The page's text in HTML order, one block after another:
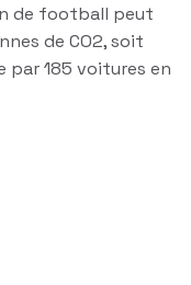
de football peut
de CO2, soit
par 185 voitures en